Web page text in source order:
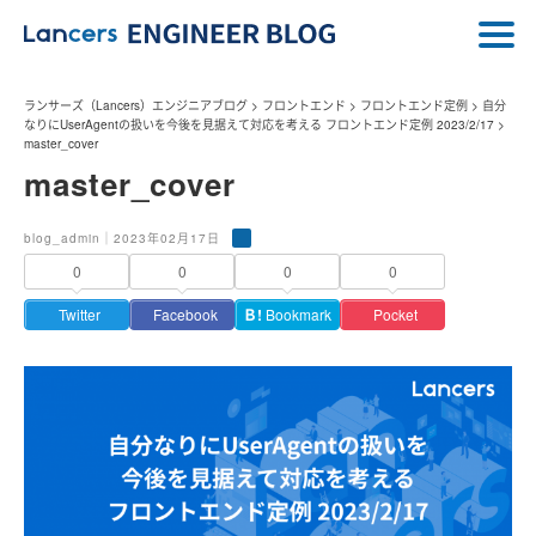
ランサーズ（Lancers）エンジニアブログ > フロントエンド > フロントエンド定例 > 自分
なりにUserAgentの扱いを今後を見据えて対応を考える フロントエンド定例 2023/2/17 >
master_cover
master_cover
blog_admin｜2023年02月17日
0
Twitter
0
Facebook
0
Ｂ! Bookmark
0
Pocket